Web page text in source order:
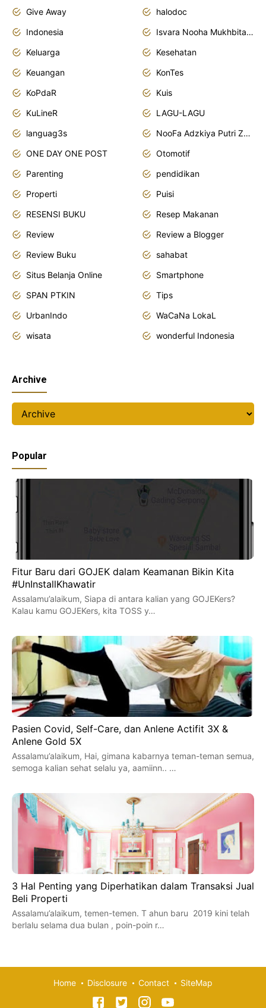
Give Away
halodoc
Indonesia
Isvara Nooha Mukhbita Zain
Keluarga
Kesehatan
Keuangan
KonTes
KoPdaR
Kuis
KuLineR
LAGU-LAGU
languag3s
NooFa Adzkiya Putri Zain
ONE DAY ONE POST
Otomotif
Parenting
pendidikan
Properti
Puisi
RESENSI BUKU
Resep Makanan
Review
Review a Blogger
Review Buku
sahabat
Situs Belanja Online
Smartphone
SPAN PTKIN
Tips
UrbanIndo
WaCaNa LokaL
wisata
wonderful Indonesia
Archive
Popular
Fitur Baru dari GOJEK dalam Keamanan Bikin Kita
#UnInstallKhawatir
Assalamu’alaikum, Siapa di antara kalian yang GOJEKers?
Kalau kamu GOJEKers, kita TOSS y…
Pasien Covid, Self-Care, dan Anlene Actifit 3X &
Anlene Gold 5X
Assalamu’alaikum, Hai, gimana kabarnya teman-teman semua,
semoga kalian sehat selalu ya, aamiinn.. …
3 Hal Penting yang Diperhatikan dalam Transaksi Jual
Beli Properti
Assalamu’alaikum, temen-temen. T ahun baru 2019 kini telah
berlalu selama dua bulan , poin-poin r…
Home Disclosure Contact SiteMap